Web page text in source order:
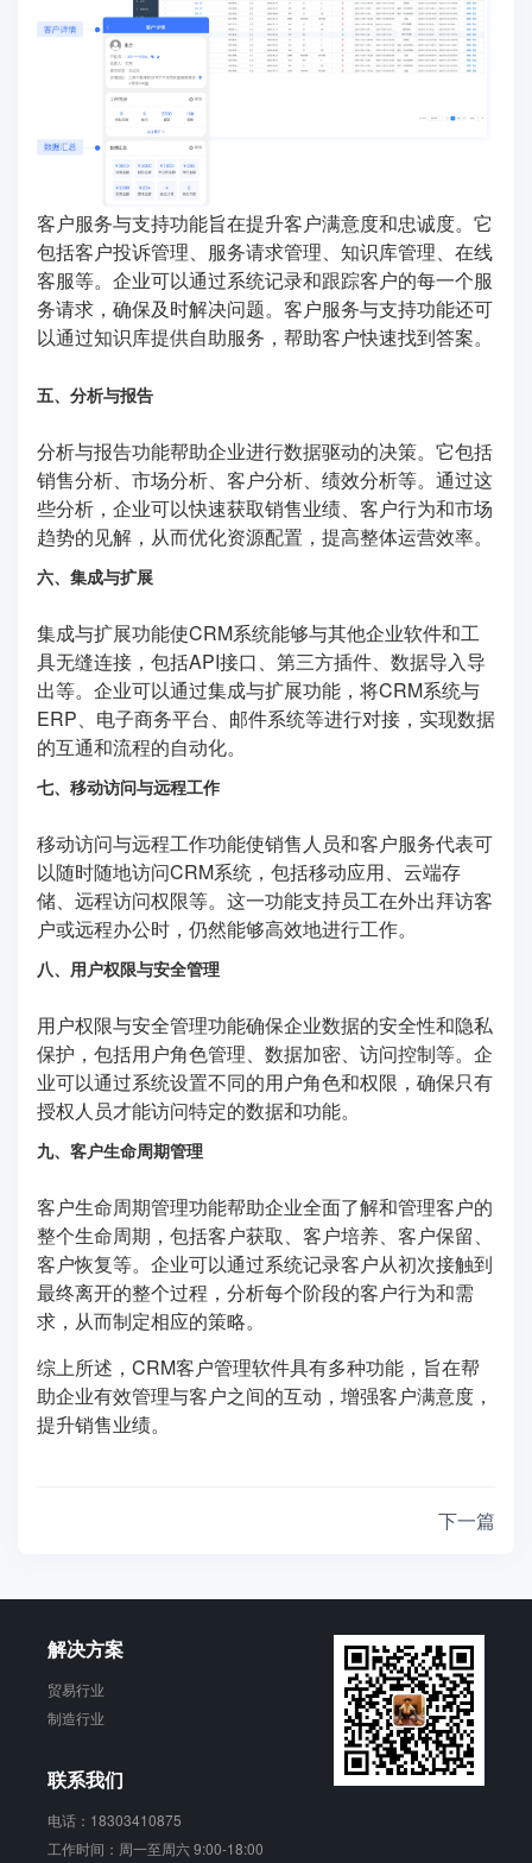
客户服务与支持功能旨在提升客户满意度和忠诚度。它
包括客户投诉管理、服务请求管理、知识库管理、在线
客服等。企业可以通过系统记录和跟踪客户的每一个服
务请求，确保及时解决问题。客户服务与支持功能还可
以通过知识库提供自助服务，帮助客户快速找到答案。
五、分析与报告
分析与报告功能帮助企业进行数据驱动的决策。它包括
销售分析、市场分析、客户分析、绩效分析等。通过这
些分析，企业可以快速获取销售业绩、客户行为和市场
趋势的见解，从而优化资源配置，提高整体运营效率。
六、集成与扩展
集成与扩展功能使CRM系统能够与其他企业软件和工
具无缝连接，包括API接口、第三方插件、数据导入导
出等。企业可以通过集成与扩展功能，将CRM系统与
ERP、电子商务平台、邮件系统等进行对接，实现数据
的互通和流程的自动化。
七、移动访问与远程工作
移动访问与远程工作功能使销售人员和客户服务代表可
以随时随地访问CRM系统，包括移动应用、云端存
储、远程访问权限等。这一功能支持员工在外出拜访客
户或远程办公时，仍然能够高效地进行工作。
八、用户权限与安全管理
用户权限与安全管理功能确保企业数据的安全性和隐私
保护，包括用户角色管理、数据加密、访问控制等。企
业可以通过系统设置不同的用户角色和权限，确保只有
授权人员才能访问特定的数据和功能。
九、客户生命周期管理
客户生命周期管理功能帮助企业全面了解和管理客户的
整个生命周期，包括客户获取、客户培养、客户保留、
客户恢复等。企业可以通过系统记录客户从初次接触到
最终离开的整个过程，分析每个阶段的客户行为和需
求，从而制定相应的策略。
综上所述，CRM客户管理软件具有多种功能，旨在帮
助企业有效管理与客户之间的互动，增强客户满意度，
提升销售业绩。
下一篇
解决方案
贸易行业
制造行业
联系我们
电话：18303410875
工作时间：周一至周六 9:00-18:00